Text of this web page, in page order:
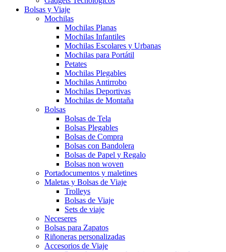
Bolsas y Viaje
Mochilas
Mochilas Planas
Mochilas Infantiles
Mochilas Escolares y Urbanas
Mochilas para Portátil
Petates
Mochilas Plegables
Mochilas Antirrobo
Mochilas Deportivas
Mochilas de Montaña
Bolsas
Bolsas de Tela
Bolsas Plegables
Bolsas de Compra
Bolsas con Bandolera
Bolsas de Papel y Regalo
Bolsas non woven
Portadocumentos y maletines
Maletas y Bolsas de Viaje
Trolleys
Bolsas de Viaje
Sets de viaje
Neceseres
Bolsas para Zapatos
Riñoneras personalizadas
Accesorios de Viaje